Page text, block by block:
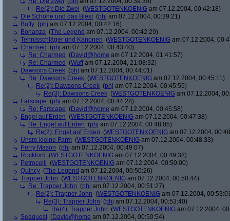
Re(2): Die Zwei (WESTGOTENKOENIG am 07.12.2004, 00:42:18)
Die Schöne und das Biest (phj am 07.12.2004, 00:39:21)
Buffy (phj am 07.12.2004, 00:42:16)
Bonanza (The Legend am 07.12.2004, 00:42:29)
Tennisschläger und Kanonen (WESTGOTENKOENIG am 07.12.2004,
Charmed (phj am 07.12.2004, 00:43:40)
Re: Charmed (David@home am 07.12.2004, 01:41:57)
Re: Charmed (Wuffam 07.12.2004, 21:08:32)
Dawsons Creek (phj am 07.12.2004, 00:44:01)
Re: Dawsons Creek (WESTGOTENKOENIG am 07.12.2004, 00:45:11)
Re(2): Dawsons Creek (phj am 07.12.2004, 00:45:55)
Re(3): Dawsons Creek (WESTGOTENKOENIG am 07.12.2004,
Farscape (phj am 07.12.2004, 00:44:28)
Re: Farscape (David@home am 07.12.2004, 00:45:58)
Engel auf Erden (WESTGOTENKOENIG am 07.12.2004, 00:47:38)
Re: Engel auf Erden (phj am 07.12.2004, 00:48:05)
Re(2): Engel auf Erden (WESTGOTENKOENIG am 07.12.2004,
Unsre kleine Farm (WESTGOTENKOENIG am 07.12.2004, 00:48:33)
Perry Mason (phj am 07.12.2004, 00:49:07)
Rockford (WESTGOTENKOENIG am 07.12.2004, 00:49:38)
Petrocelli (WESTGOTENKOENIG am 07.12.2004, 00:50:00)
Quincy (The Legend am 07.12.2004, 00:50:26)
Trapper John (WESTGOTENKOENIG am 07.12.2004, 00:50:44)
Re: Trapper John (phj am 07.12.2004, 00:51:27)
Re(2): Trapper John (WESTGOTENKOENIG am 07.12.2004,
Re(3): Trapper John (phj am 07.12.2004, 00:53:40)
Re(4): Trapper John (WESTGOTENKOENIG am 07.12.2004,
Seaquest (David@home am 07.12.2004, 00:50:54)